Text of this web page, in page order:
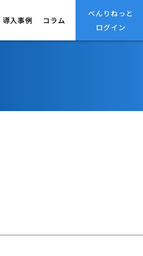
導入事例 コラム
べんりねっと
ログイン